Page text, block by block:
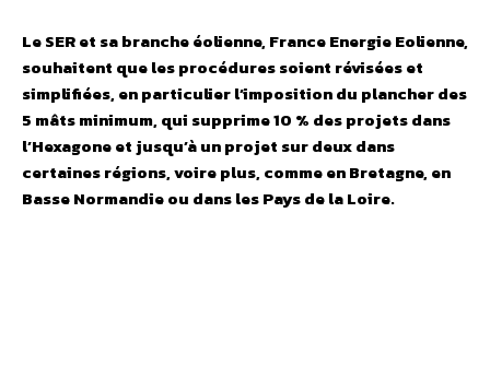
Le SER et sa branche éolienne, France Energie Eolienne,
souhaitent que les procédures soient révisées et
simplifiées, en particulier l’imposition du plancher des
5 mâts minimum, qui supprime 10 % des projets dans
l’Hexagone et jusqu’à un projet sur deux dans
certaines régions, voire plus, comme en Bretagne, en
Basse Normandie ou dans les Pays de la Loire.